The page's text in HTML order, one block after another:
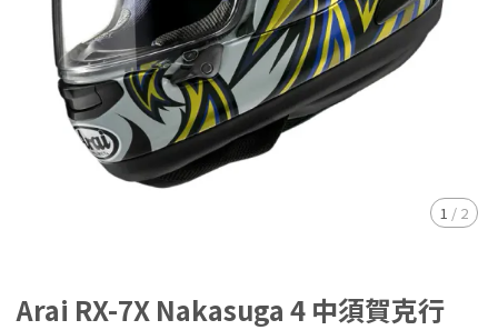
1 / 2
Arai RX-7X Nakasuga 4 中須賀克行